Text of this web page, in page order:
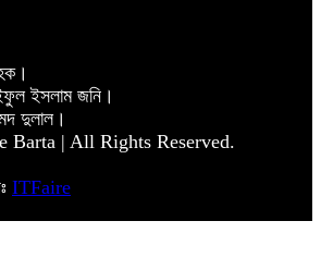
ইসলাম জনি।
দুলাল।
Barta | All Rights Reserved.
ITFaire